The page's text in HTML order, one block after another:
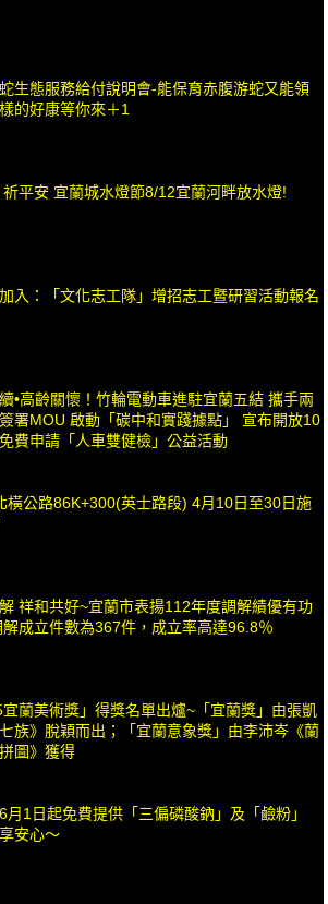
生態服務給付說明會-能保育赤腹游蛇又能領
的好康等你來＋1
祈平安 宜蘭城水燈節8/12宜蘭河畔放水燈!
入：「文化志工隊」增招志工暨研習活動報名
•高齡關懷！竹輪電動車進駐宜蘭五結 攜手兩
署MOU 啟動「碳中和實踐據點」 宣布開放10
費申請「人車雙健檢」公益活動
橫公路86K+300(英士路段) 4月10日至30日施
祥和共好~宜蘭市表揚112年度調解績優有功
解成立件數為367件，成立率高達96.8％
宜蘭美術獎」得獎名單出爐~「宜蘭獎」由張凱
族》脫穎而出；「宜蘭意象獎」由李沛岑《蘭
圖》獲得
月1日起免費提供「三偏磷酸鈉」及「鹼粉」
安心～